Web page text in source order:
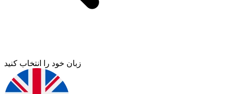
زبان خود را انتخاب کنید